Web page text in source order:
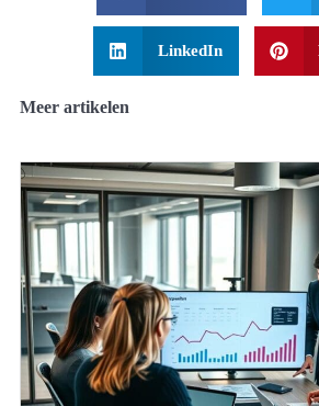
LinkedIn
Meer artikelen